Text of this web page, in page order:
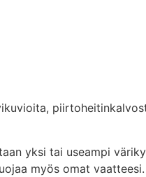
yksi tai useampi
myös omat vaatteesi.